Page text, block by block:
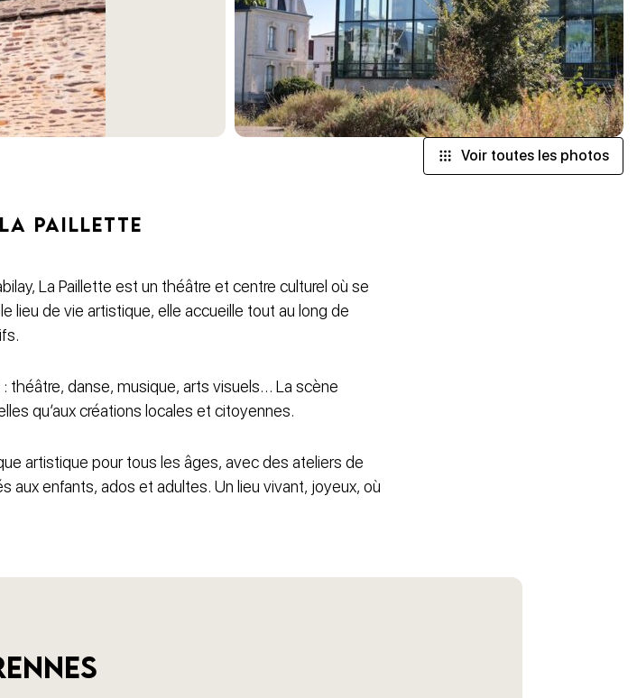
Voir toutes les photos
PAILLETTE
La Paillette est un théâtre et centre culturel où se
lieu de vie artistique, elle accueille tout au long de
théâtre, danse, musique, arts visuels… La scène
qu’aux créations locales et citoyennes.
artistique pour tous les âges, avec des ateliers de
aux enfants, ados et adultes. Un lieu vivant, joyeux, où